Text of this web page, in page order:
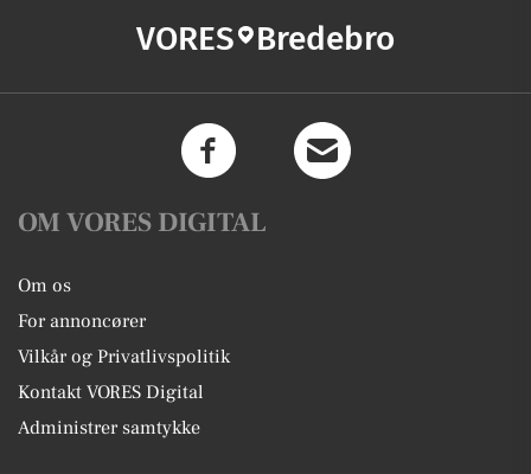
VORES Bredebro
OM VORES DIGITAL
Om os
For annoncører
Vilkår og Privatlivspolitik
Kontakt VORES Digital
Administrer samtykke